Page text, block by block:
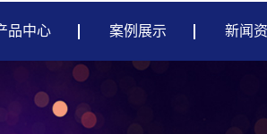
品中心
雷卡配件
案例展示 新闻